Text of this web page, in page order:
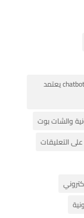
أربع قواعد أساسية يجب اتباعها عند إنشاء شات بوت chatbot يعتمد
والشات بوت
على التعليقات